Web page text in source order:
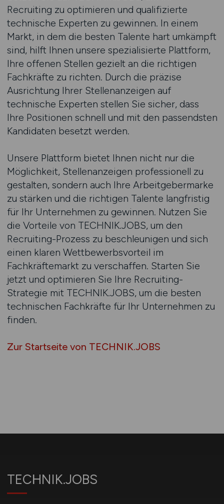
Recruiting zu optimieren und qualifizierte
technische Experten zu gewinnen. In einem
Markt, in dem die besten Talente hart umkämpft
sind, hilft Ihnen unsere spezialisierte Plattform,
Ihre offenen Stellen gezielt an die richtigen
Fachkräfte zu richten. Durch die präzise
Ausrichtung Ihrer Stellenanzeigen auf
technische Experten stellen Sie sicher, dass
Ihre Positionen schnell und mit den passendsten
Kandidaten besetzt werden.
Unsere Plattform bietet Ihnen nicht nur die
Möglichkeit, Stellenanzeigen professionell zu
gestalten, sondern auch Ihre Arbeitgebermarke
zu stärken und die richtigen Talente langfristig
für Ihr Unternehmen zu gewinnen. Nutzen Sie
die Vorteile von TECHNIK.JOBS, um den
Recruiting-Prozess zu beschleunigen und sich
einen klaren Wettbewerbsvorteil im
Fachkräftemarkt zu verschaffen. Starten Sie
jetzt und optimieren Sie Ihre Recruiting-
Strategie mit TECHNIK.JOBS, um die besten
technischen Fachkräfte für Ihr Unternehmen zu
finden.
Zur Startseite von TECHNIK.JOBS
TECHNIK.JOBS